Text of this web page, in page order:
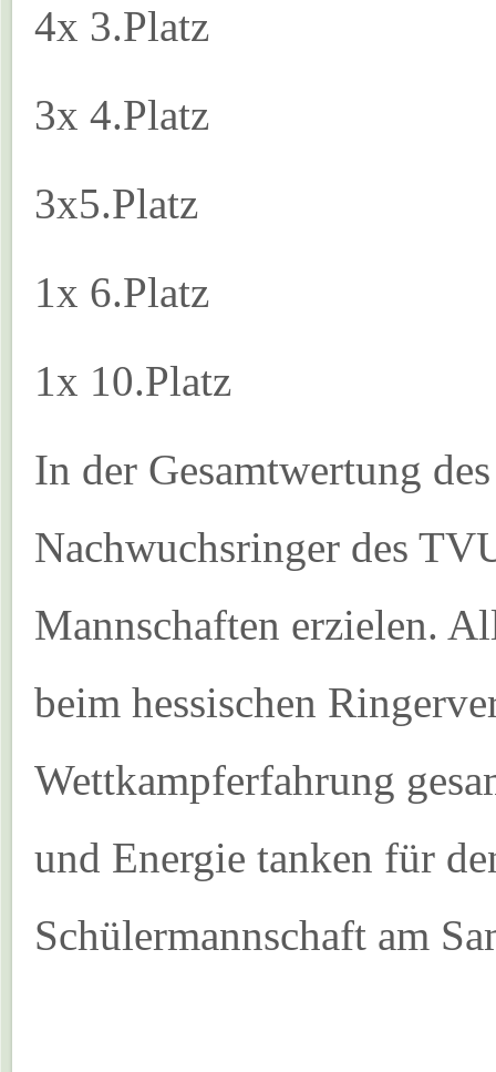
4x 3.Platz
3x 4.Platz
3x5.Platz
1x 6.Platz
1x 10.Platz
In der Gesamtwertung
Nachwuchsringer des
Mannschaften erzielen.
beim hessischen
Wettkampferfahrung
und Energie tanken für
Schülermannschaft am